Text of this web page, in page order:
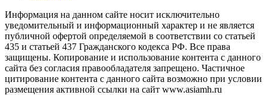
Информация на данном сайте носит исключительно
уведомительный и информационный характер и не является
публичной офертой определяемой в соответствии со статьей
435 и статьей 437 Гражданского кодекса РФ. Все права
защищены. Копирование и использование контента с данного
сайта без согласия правообладателя запрещено. Частичное
цитирование контента с данного сайта возможно при условии
размещения активной ссылки на сайт www.asiamh.ru